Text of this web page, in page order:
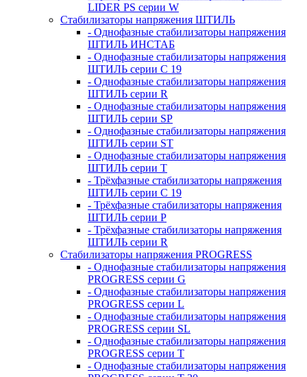
LIDER PS серии W
Стабилизаторы напряжения ШТИЛЬ
- Однофазные стабилизаторы напряжения
ШТИЛЬ ИНСТАБ
- Однофазные стабилизаторы напряжения
ШТИЛЬ серии C 19
- Однофазные стабилизаторы напряжения
ШТИЛЬ серии R
- Однофазные стабилизаторы напряжения
ШТИЛЬ серии SP
- Однофазные стабилизаторы напряжения
ШТИЛЬ серии ST
- Однофазные стабилизаторы напряжения
ШТИЛЬ серии T
- Трёхфазные стабилизаторы напряжения
ШТИЛЬ серии C 19
- Трёхфазные стабилизаторы напряжения
ШТИЛЬ серии P
- Трёхфазные стабилизаторы напряжения
ШТИЛЬ серии R
Стабилизаторы напряжения PROGRESS
- Однофазные стабилизаторы напряжения
PROGRESS серии G
- Однофазные стабилизаторы напряжения
PROGRESS серии L
- Однофазные стабилизаторы напряжения
PROGRESS серии SL
- Однофазные стабилизаторы напряжения
PROGRESS серии T
- Однофазные стабилизаторы напряжения